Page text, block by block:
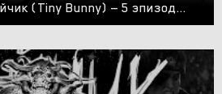
СТИНТ СМОТРИТ: Зайчик (Tiny Bunny) — 5 эпизод тизер